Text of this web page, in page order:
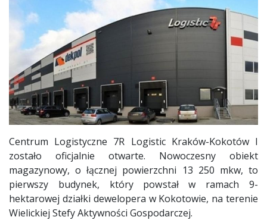
Centrum Logistyczne 7R Logistic Kraków-Kokotów I
zostało oficjalnie otwarte. Nowoczesny obiekt
magazynowy, o łącznej powierzchni 13 250 mkw, to
pierwszy budynek, który powstał w ramach 9-
hektarowej działki dewelopera w Kokotowie, na terenie
Wielickiej Stefy Aktywności Gospodarczej.